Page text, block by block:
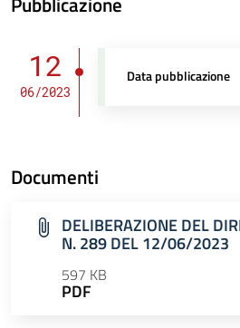
12
06/2023
Data pubblicazione
Documenti
DELIBERAZIONE DEL
N. 289 DEL 12/06/2023
597 KB
PDF